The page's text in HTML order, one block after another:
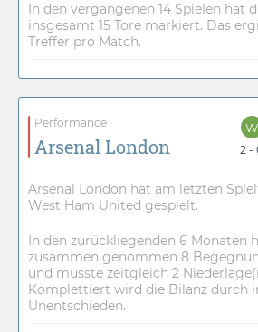
In den vergangenen 14 Spielen hat
insgesamt 15 Tore markiert. Das
Treffer pro Match.
Performance
Arsenal London
W
2 -
Arsenal London hat am letzten
West Ham United gespielt.
In den zurückliegenden 6 Monaten
zusammen genommen 8
und musste zeitgleich 2
Komplettiert wird die Bilanz durch
Unentschieden.